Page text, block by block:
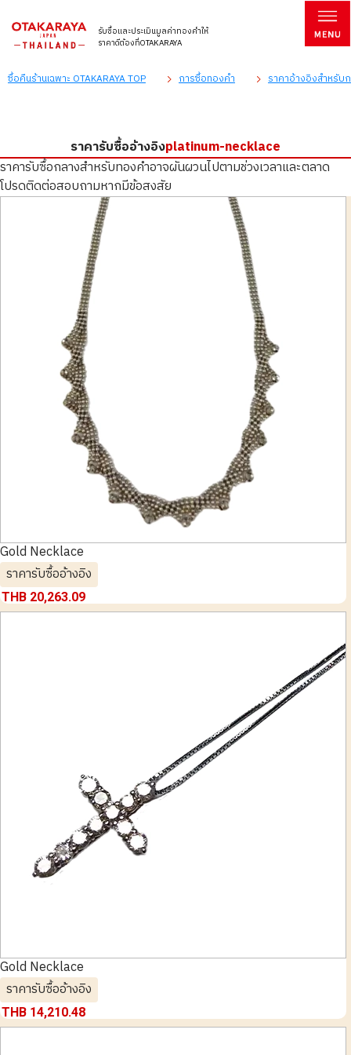
รับซื้อและประเมินมูลค่าทองคำให้
ราคาดีต้องที่OTAKARAYA
ซื้อคืนร้านเฉพาะ OTAKARAYA TOP การซื้อทองคำ ราคาอ้างอิงสำหรับ
ราคารับซื้ออ้างอิงplatinum-necklace
ราคารับซื้อกลางสำหรับทองคำอาจผันผวนไปตามช่วงเวลาและตลาด
โปรดติดต่อสอบถามหากมีข้อสงสัย
Gold Necklace
ราคารับซื้ออ้างอิง
THB 20,263.09
Gold Necklace
ราคารับซื้ออ้างอิง
THB 14,210.48